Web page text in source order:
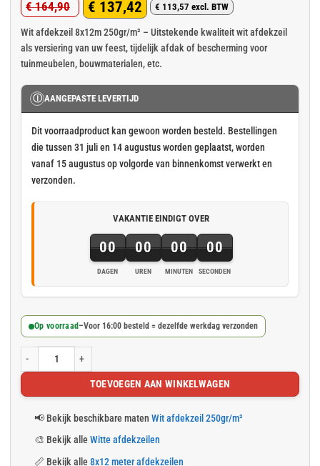
€164,90
Oorspronkelijke
prijs
was:
€ 137,42
Huidige
prijs
is:
€ 113,57 excl. BTW
Wit afdekzeil 8x12m 250gr/m² – Uitstekende kwaliteit wit afdekzeil
als versiering van uw feest, tijdelijk afdak of bescherming voor
tuinmeubelen, bouwmaterialen, etc.
Ⓘ AANGEPASTE LEVERTIJD
Dit voorraadproduct kan gewoon worden besteld. Bestellingen
die tussen 31 juli en 14 augustus worden geplaatst, worden
vanaf 15 augustus op volgorde van binnenkomst verwerkt en
verzonden.
VAKANTIE EINDIGT OVER
00
DAGEN
00
UREN
00
MINUTEN
00
SECONDEN
Op voorraad –Voor 16:00 besteld = dezelfde werkdag verzonden
Wit afdekzeil 8x12m 250gr/m² aantal
TOEVOEGEN AAN WINKELWAGEN
📢 Bekijk beschikbare maten Wit afdekzeil 250gr/m²
🎨 Bekijk alleWitte afdekzeilen
📏 Bekijk alle 8x12 meter afdekzeilen